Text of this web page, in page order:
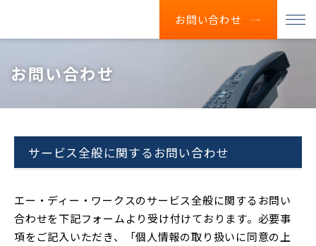
お問い合わせ
お問い合わせ
サービス全般に関するお問い合わせ
エー・ディー・ワークスのサービス全般に関するお問い
合わせを下記フォームより受け付けております。必要事
項をご記入いただき、「個人情報の取り扱いに同意の上